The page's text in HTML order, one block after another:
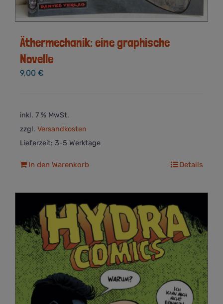
Äthermechanik: eine graphische
Novelle
9,00 €
inkl. 7 % MwSt.
zzgl. Versandkosten
Lieferzeit: 3-5 Werktage
In den Warenkorb Details